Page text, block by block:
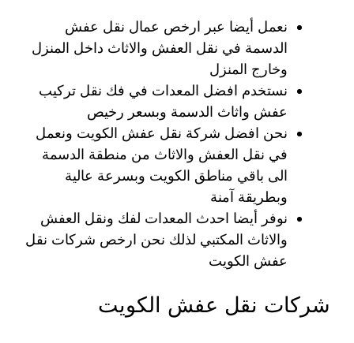
نعمل أيضا عبر ارخص عمال نقل عفش
الدسمة في نقل العفش والاثاث داخل المنزل
وخارج المنزل
نستخدم افضل المعدات في فك نقل تركيب
عفش واثاث الدسمة وبسعر رخيص
نحن افضل شركة نقل عفش الكويت ونعمل
في نقل العفش والاثاث من منطقة الدسمة
الى باقي مناطق الكويت وبسرعة عالية
وبطريقة آمنة
نوفر أيضا احدث المعدات لفك ونقل العفش
والاثاث المكتبي لذلك نحن ارخص شركات نقل
عفش الكويت
شركات نقل عفش الكويت